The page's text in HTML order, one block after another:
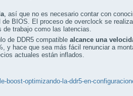
, así que no es necesario contar con
BIOS. El proceso de overclock se
trabajo como las latencias.
de DDR5 compatible alcance una
y hace que sea más fácil renunciar a
actuales están inflados.
boost-optimizando-la-ddr5-en-